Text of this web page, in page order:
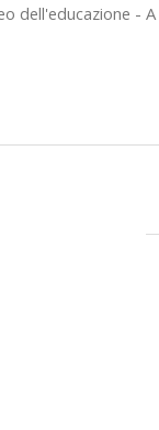
dell'educazione -